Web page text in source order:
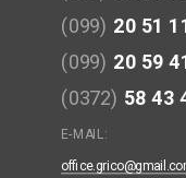
(099) 20 51
(099) 20 59
(0372) 58 43
E-MAIL: